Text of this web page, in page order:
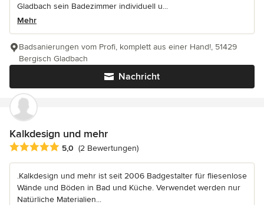
Gladbach sein Badezimmer individuell u...
Mehr
Nachricht
Badsanierungen vom Profi, komplett aus einer Hand!, 51429
Bergisch Gladbach
Kalkdesign und mehr
Durchschnittliche Bewertung: 5 von 5 Sternen
5,0 (2 Bewertungen)
.Kalkdesign und mehr ist seit 2006 Badgestalter für fliesenlose
Wände und Böden in Bad und Küche. Verwendet werden nur
Natürliche Materialien...